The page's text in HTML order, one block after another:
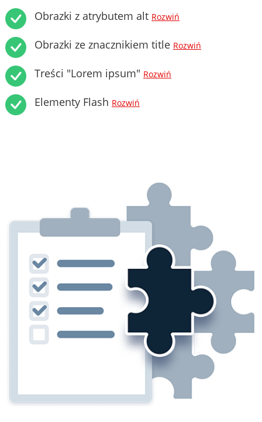
Obrazki z atrybutem alt Rozwiń
Obrazki ze znacznikiem title Rozwiń
Treści "Lorem ipsum" Rozwiń
Elementy Flash Rozwiń